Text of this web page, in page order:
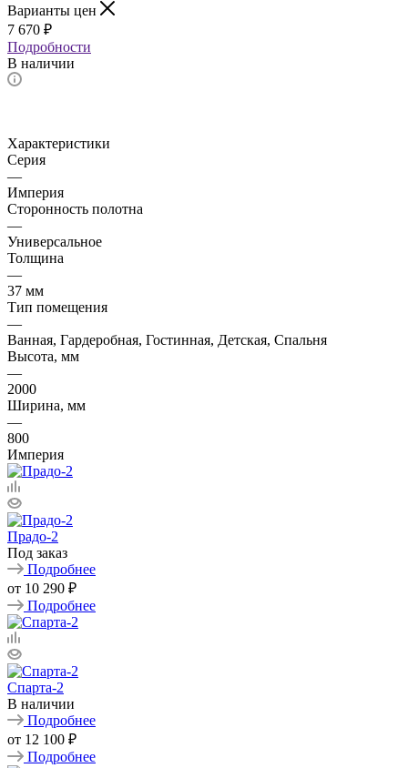
Варианты цен
7 670 ₽
Подробности
В наличии
Характеристики
Серия
—
Империя
Сторонность полотна
—
Универсальное
Толщина
—
37 мм
Тип помещения
—
Ванная, Гардеробная, Гостинная, Детская, Спальня
Высота, мм
—
2000
Ширина, мм
—
800
Империя
Прадо-2
Под заказ
Подробнее
от 10 290 ₽
Подробнее
Спарта-2
В наличии
Подробнее
от 12 100 ₽
Подробнее